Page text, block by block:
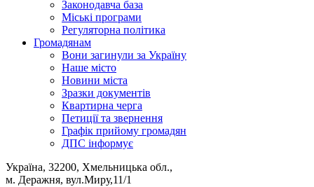
Законодавча база
Міські програми
Регуляторна політика
Громадянам
Вони загинули за Україну
Наше місто
Новини міста
Зразки документів
Квартирна черга
Петиції та звернення
Графік прийому громадян
ДПС інформує
Україна, 32200, Хмельницька обл.,
м. Деражня, вул.Миру,11/1